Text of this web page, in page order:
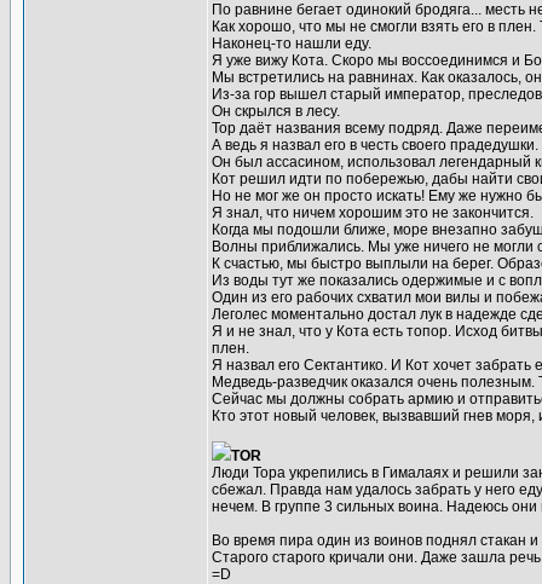
По равнине бегает одинокий бродяга... месть
Как хорошо, что мы не смогли взять его в
Наконец-то нашли еду.
Я уже вижу Кота. Скоро мы воссоединимся и
Мы встретились на равнинах. Как оказалось,
Из-за гор вышел старый император,
Он скрылся в лесу.
Тор даёт названия всему подряд. Даже
А ведь я назвал его в честь своего прадедушки.
Он был ассасином, использовал легендарный
Кот решил идти по побережью, дабы найти
Но не мог же он просто искать! Ему же нужно
Я знал, что ничем хорошим это не закончится.
Когда мы подошли ближе, море внезапно
Волны приближались. Мы уже ничего не могли
К счастью, мы быстро выплыли на берег.
Из воды тут же показались одержимые и с
Один из его рабочих схватил мои вилы и
Леголес моментально достал лук в надежде
Я и не знал, что у Кота есть топор. Исход
плен.
Я назвал его Сектантико. И Кот хочет забрать
Медведь-разведчик оказался очень
Сейчас мы должны собрать армию и
Кто этот новый человек, вызвавший гнев
TOR
Люди Тора укрепились в Гималаях и решили
сбежал. Правда нам удалось забрать у него
нечем. В группе 3 сильных воина. Надеюсь
Во время пира один из воинов поднял стакан
Старого старого кричали они. Даже зашла
=D